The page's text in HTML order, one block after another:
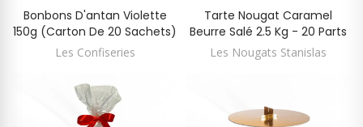
Bonbons D'antan Violette
150g (carton De 20 Sachets)
Les Confiseries
Tarte Nougat Caramel
Beurre Salé 2.5 Kg - 20 Parts
Les Nougats Stanislas